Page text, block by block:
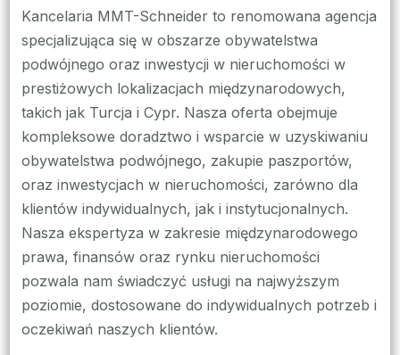
Schneider:
Twoje
Źródło
Wiedzy
o
Obywatelstwie
i
Inwestycjach
Kancelaria MMT-Schneider to renomowana agencja
specjalizująca się w obszarze obywatelstwa
podwójnego oraz inwestycji w nieruchomości w
prestiżowych lokalizacjach międzynarodowych,
takich jak Turcja i Cypr. Nasza oferta obejmuje
kompleksowe doradztwo i wsparcie w uzyskiwaniu
obywatelstwa podwójnego, zakupie paszportów,
oraz inwestycjach w nieruchomości, zarówno dla
klientów indywidualnych, jak i instytucjonalnych.
Nasza ekspertyza w zakresie międzynarodowego
prawa, finansów oraz rynku nieruchomości
pozwala nam świadczyć usługi na najwyższym
poziomie, dostosowane do indywidualnych potrzeb i
oczekiwań naszych klientów.